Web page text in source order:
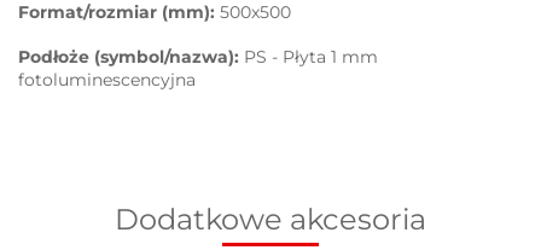
Format/rozmiar (mm): 500x500
Podłoże (symbol/nazwa): PS - Płyta 1 mm
fotoluminescencyjna
Dodatkowe akcesoria